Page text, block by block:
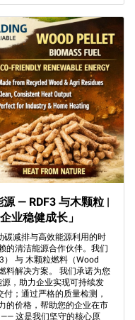
源 — RDF3 与木颗粒 |
业稳健成长」
碳减排与高效能源利用的时
的清洁能源合作伙伴。我们
） 与 木颗粒燃料（Wood
料解决方案。 我们承诺为您
，助力企业实现可持续发
；通过严格的质量检测，
的价格，帮助您的企业在市
—— 这是我们坚守的核心原